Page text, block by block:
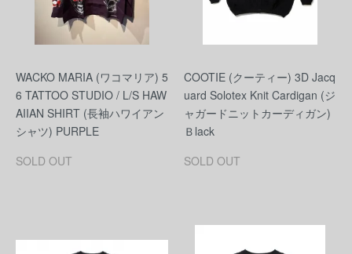
WACKO MARIA (ワコマリア) 5
6 TATTOO STUDIO / L/S HAW
AIIAN SHIRT (長袖ハワイアン
シャツ) PURPLE
SOLD OUT
COOTIE (クーティー) 3D Jacq
uard Solotex Knit Cardigan (ジ
ャガードニットカーディガン)
Ｂlack
SOLD OUT